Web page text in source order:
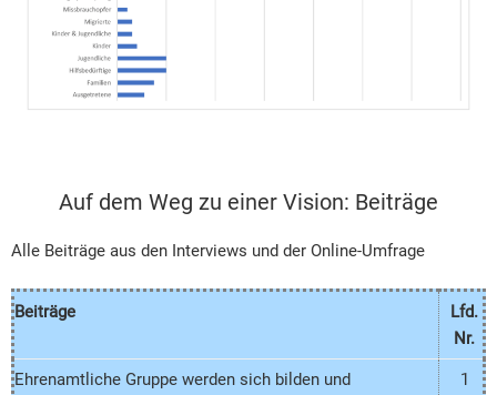
Auf dem Weg zu einer Vision: Beiträge
Alle Beiträge aus den Interviews und der Online-Umfrage
Beiträge
Lfd.
Nr.
Ehrenamtliche Gruppe werden sich bilden und
1